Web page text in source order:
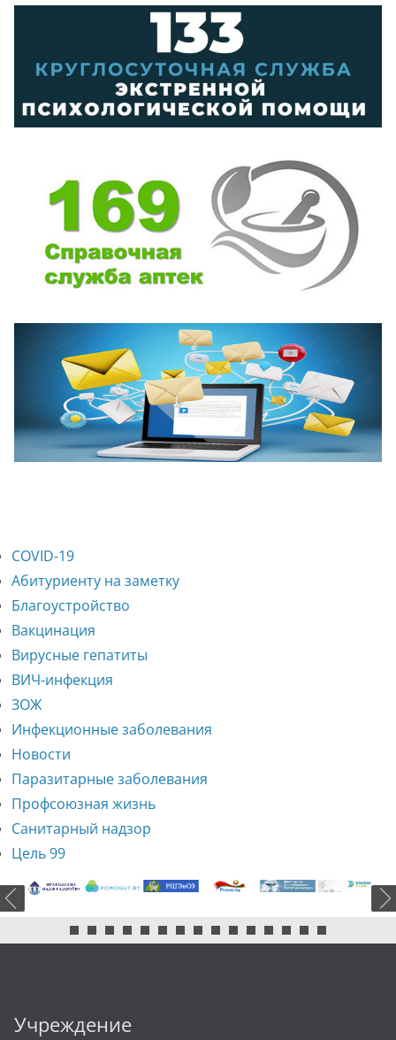
COVID-19
Абитуриенту на заметку
Благоустройство
Вакцинация
Вирусные гепатиты
ВИЧ-инфекция
ЗОЖ
Инфекционные заболевания
Новости
Паразитарные заболевания
Профсоюзная жизнь
Санитарный надзор
Цель 99
Учреждение